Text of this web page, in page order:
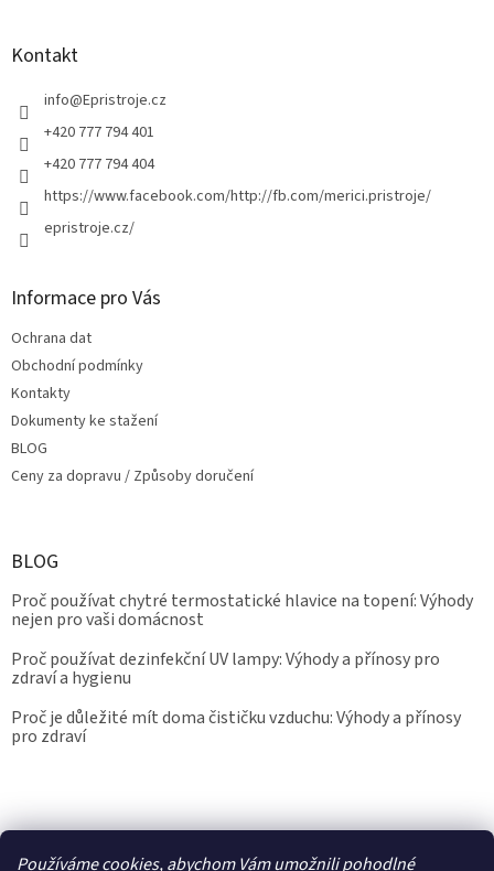
Používáme cookies, abychom Vám umožnili pohodlné
Kontakt
info@Epristroje.cz
+420 777 794 401
+420 777 794 404
https://www.facebook.com/http://fb.com/merici.pristroje/
epristroje.cz/
Informace pro Vás
Ochrana dat
Obchodní podmínky
Kontakty
Dokumenty ke stažení
BLOG
Ceny za dopravu / Způsoby doručení
BLOG
Proč používat chytré termostatické hlavice na topení: Výhody
nejen pro vaši domácnost
Proč používat dezinfekční UV lampy: Výhody a přínosy pro
zdraví a hygienu
Proč je důležité mít doma čističku vzduchu: Výhody a přínosy
pro zdraví